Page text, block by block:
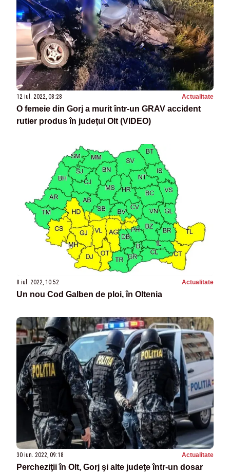
12 iul. 2022, 08:28 Actualitate
O femeie din Gorj a murit într-un GRAV accident
rutier produs în judeţul Olt (VIDEO)
8 iul. 2022, 10:52 Actualitate
Un nou Cod Galben de ploi, în Oltenia
30 iun. 2022, 09:18 Actualitate
Percheziţii în Olt, Gorj şi alte judeţe într-un dosar